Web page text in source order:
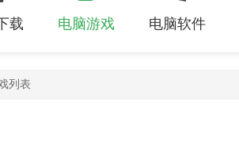
载 电脑游戏 电脑软件
列表